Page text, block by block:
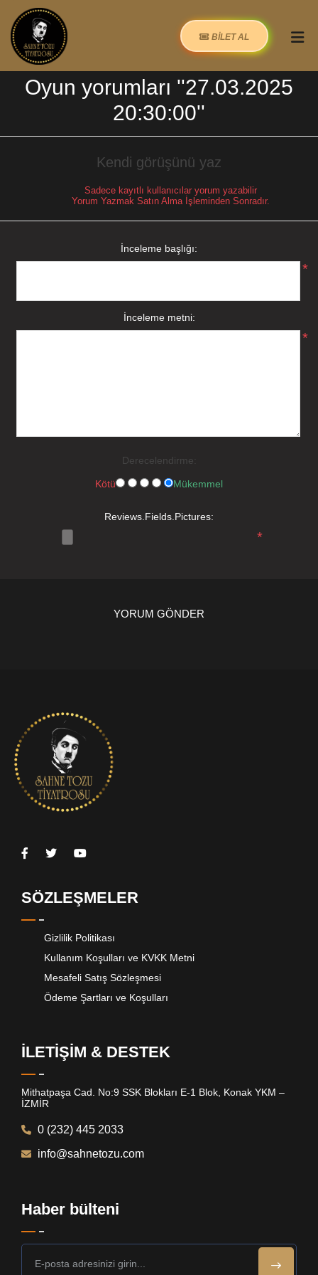
BİLET AL
Oyun yorumları
27.03.2025
20:30:00
Kendi görüşünü yaz
Sadece kayıtlı kullanıcılar yorum yazabilir
Yorum Yazmak Satın Alma İşleminden Sonradır.
İnceleme başlığı:
*
İnceleme metni:
*
Derecelendirme:
Kötü Mükemmel
Reviews.Fields.Pictures:
*
YORUM GÖNDER
SÖZLEŞMELER
Gizlilik Politikası
Kullanım Koşulları ve KVKK Metni
Mesafeli Satış Sözleşmesi
Ödeme Şartları ve Koşulları
İLETİŞİM & DESTEK
Mithatpaşa Cad. No:9 SSK Blokları E-1 Blok, Konak YKM –
İZMİR
0 (232) 445 2033
info@sahnetozu.com
Haber bülteni